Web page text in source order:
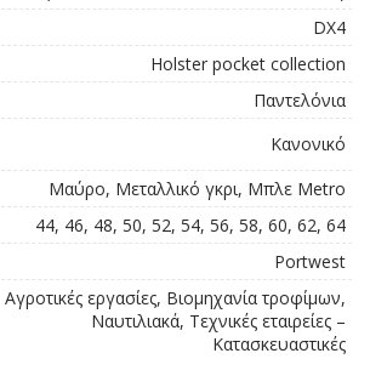
DX4
Holster pocket collection
Παντελόνια
Κανονικό
Μαύρο, Μεταλλικό γκρι, Μπλε Metro
44, 46, 48, 50, 52, 54, 56, 58, 60, 62, 64
Portwest
Αγροτικές εργασίες, Βιομηχανία τροφίμων,
Ναυτιλιακά, Τεχνικές εταιρείες –
Κατασκευαστικές